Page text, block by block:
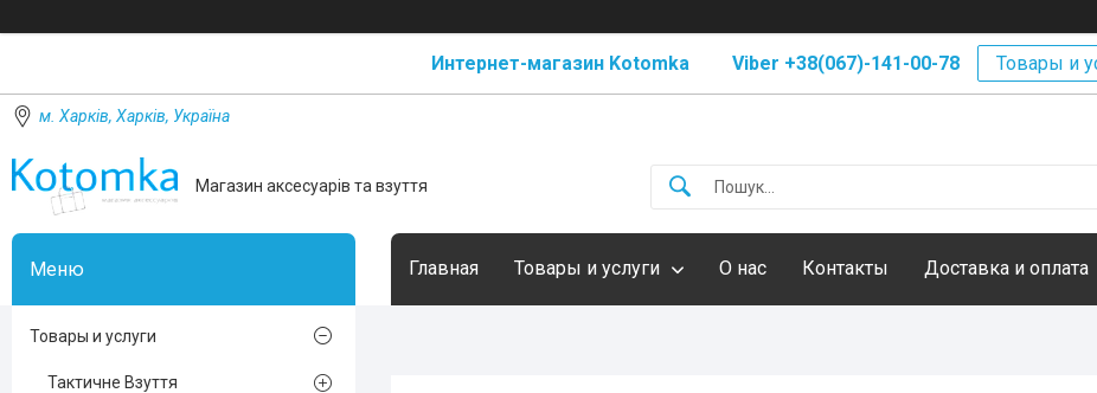
Интернет-магазин Kotomka Viber +38(067)-141-00-78 Товары и
м. Харків, Харків, Україна
Магазин аксесуарів та взуття
Главная Товары и услуги О нас Контакты Доставка и оплата
Товары и услуги
Тактичне Взуття